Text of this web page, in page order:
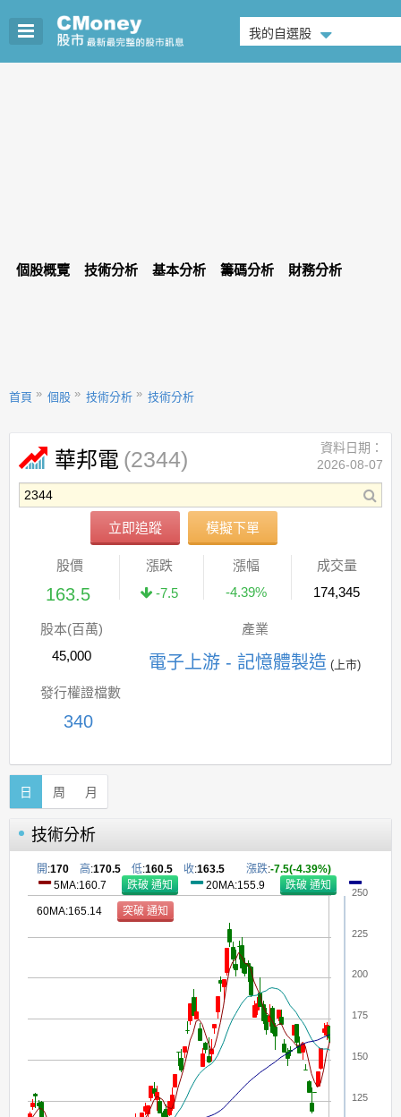
我的自選股
個股概覽 技術分析 基本分析 籌碼分析 財務分析
首頁 個股 技術分析 技術分析
華邦電 (2344)
立即追蹤 模擬下單
資料日期：
2026-08-07
股價
163.5
漲跌
-7.5
漲幅
-4.39%
成交量
174,345
股本(百萬)
45,000
產業
電子上游 - 記憶體製造 (上市)
發行權證檔數
340
日 周 月
技術分析
125
150
175
200
225
250
開 :170 高:170.5 低:160.5 收:163.5 漲跌:-7.5(-4.39%)
5MA:160.7
20MA:155.9
60MA:165.14